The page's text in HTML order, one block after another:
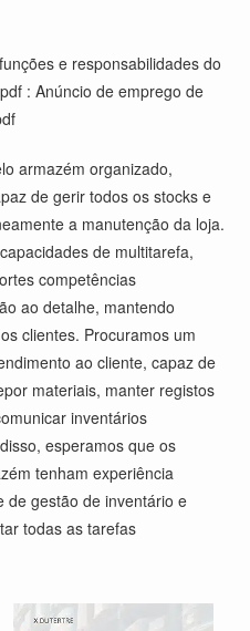
e responsabilidades do
pdf :Anúncio de emprego de
armazém organizado,
de gerir todos os stocks e
a manutenção da loja.
de multitarefa,
competências
ao detalhe, mantendo
clientes. Procuramos um
ao cliente, capaz de
materiais, manter registos
inventários
esperamos que os
tenham experiência
de gestão de inventário e
todas as tarefas